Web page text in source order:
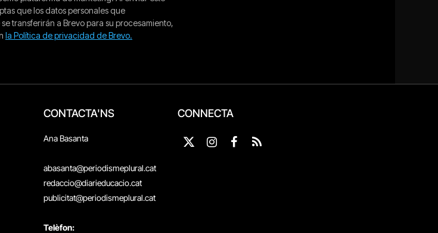
CONTACTA'NS
Ana Basanta
abasanta@periodismeplural.cat
redaccio@diarieducacio.cat
publicitat@periodismeplural.cat
Telèfon:
CONNECTA
X
InstagramFacebook
RSS